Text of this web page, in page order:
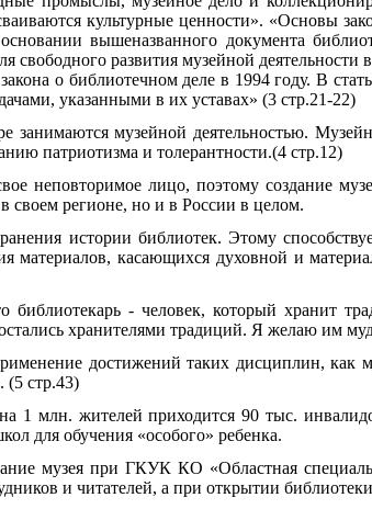
культурные ценности». «Основы
вышеназванного документа
развития музейной деятельности
о библиотечном деле в 1994 году. В
указанными в их уставах» (3 стр.21-22)
музейной деятельностью.
патриотизма и толерантности.(4 стр.12)
неповторимое лицо, поэтому создание
в своем регионе, но и в России в целом.
истории библиотек. Этому
материалов, касающихся духовной и
- человек, который хранит
хранителями традиций. Я желаю им
достижений таких дисциплин, как
(5 стр.43)
на 1 млн. жителей приходится 90 тыс.
для обучения «особого» ребенка.
музея при ГКУК КО «Областная
и читателей, а при открытии